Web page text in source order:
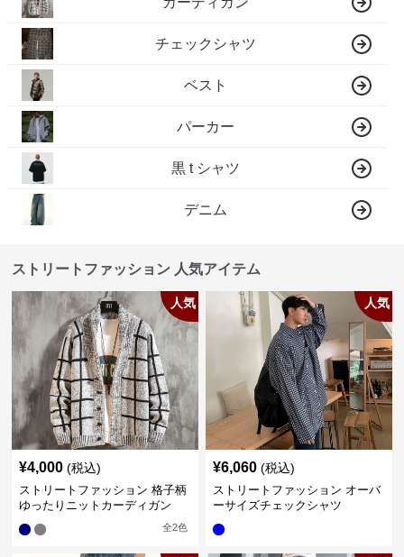
チェックシャツ
ベスト
パーカー
黒 t シャツ
デニム
ストリートファッション 人気アイテム
人気
¥4,000 (税込)
ストリートファッション 格子柄
ゆったりニットカーディガン
全2色
人気
¥6,060 (税込)
ストリートファッション オーバ
ーサイズチェックシャツ